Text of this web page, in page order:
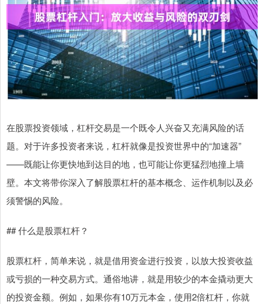
在股票投资领域，杠杆交易是一个既令人兴奋又充满风险的话
题。对于许多投资者来说，杠杆就像是投资世界中的“加速器”
——既能让你更快地到达目的地，也可能让你更猛烈地撞上墙
壁。本文将带你深入了解股票杠杆的基本概念、运作机制以及必
须警惕的风险。
## 什么是股票杠杆？
股票杠杆，简单来说，就是借用资金进行投资，以放大投资收益
或亏损的一种交易方式。通俗地讲，就是用较少的本金撬动更大
的投资金额。例如，如果你有10万元本金，使用2倍杠杆，你就